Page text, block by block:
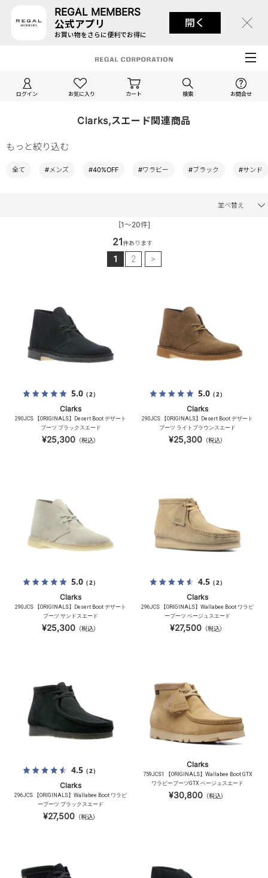
REGAL MEMBERS
公式アプリ
お買い物をさらに便利でお得に
開く
ログイン お気に入り カート 検索 お問合せ
Clarks,スエード関連商品
もっと絞り込む
全て #メンズ #40%OFF #ワラビー #ブラック #サンド
並べ替え
[1～20件]
21件あります
1 2 >
5.0（2）
Clarks
290JCS 【ORIGINALS】Desert Boot デザート
ブーツ ブラックスエード
¥25,300 （税込）
5.0（2）
Clarks
290JCS 【ORIGINALS】Desert Boot デザート
ブーツ ライトブラウンスエード
¥25,300 （税込）
5.0（2）
Clarks
290JCS 【ORIGINALS】Desert Boot デザート
ブーツ サンドスエード
¥25,300 （税込）
4.5（2）
Clarks
296JCS 【ORIGINALS】Wallabee Boot ワラビ
ーブーツ ベージュスエード
¥27,500（税込）
4.5（2）
Clarks
296JCS 【ORIGINALS】Wallabee Boot ワラビ
ーブーツ ブラックスエード
¥27,500（税込）
Clarks
759JCS1 【ORIGINALS】Wallabee Boot GTX
ワラビーブーツGTX ベージュスエード
¥30,800（税込）